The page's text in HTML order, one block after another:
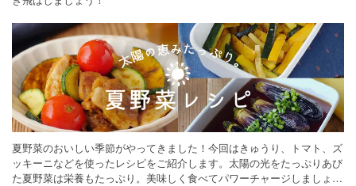
夏野菜のおいしい季節がやってきました！今回はきゅうり、トマト、ズ
ッキーニなどを使ったレシピをご紹介します。太陽の光をたっぷりあび
た夏野菜は栄養もたっぷり。美味しく食べてパワーチャージしましょう